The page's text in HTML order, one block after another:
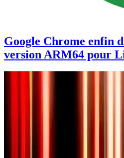
Google Chrome enfin
version ARM64 pour